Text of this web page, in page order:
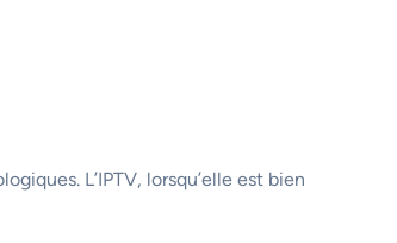
L’IPTV, lorsqu’elle est bien